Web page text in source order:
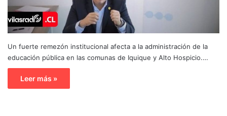
Un fuerte remezón institucional afecta a la administración de la
educación pública en las comunas de Iquique y Alto Hospicio.…
Leer más »